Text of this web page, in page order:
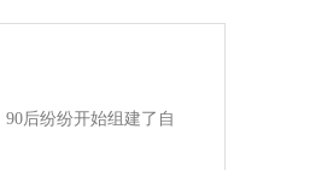
后纷纷开始组建了自